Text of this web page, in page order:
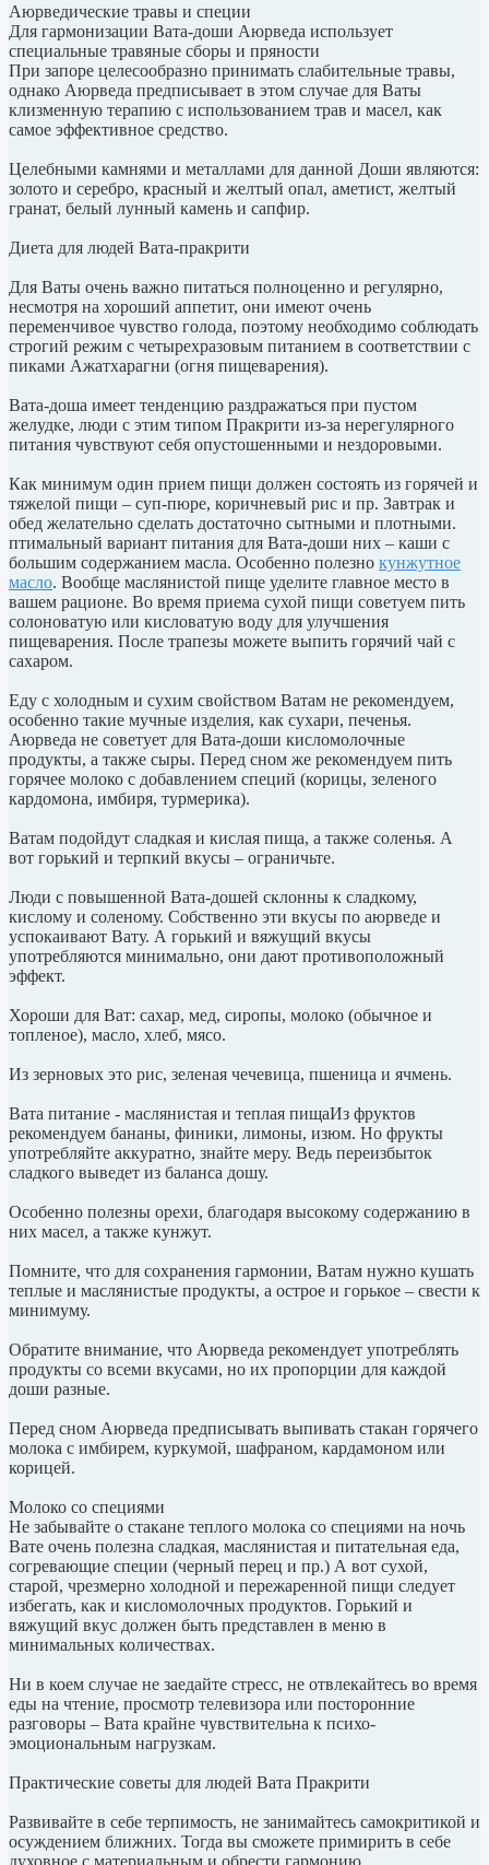
Аюрведические травы и специи
Для гармонизации Вата-доши Аюрведа использует
специальные травяные сборы и пряности
При запоре целесообразно принимать слабительные травы,
однако Аюрведа предписывает в этом случае для Ваты
клизменную терапию с использованием трав и масел, как
самое эффективное средство.
Целебными камнями и металлами для данной Доши являются:
золото и серебро, красный и желтый опал, аметист, желтый
гранат, белый лунный камень и сапфир.
Диета для людей Вата-пракрити
Для Ваты очень важно питаться полноценно и регулярно,
несмотря на хороший аппетит, они имеют очень
переменчивое чувство голода, поэтому необходимо соблюдать
строгий режим с четырехразовым питанием в соответствии с
пиками Ажатхарагни (огня пищеварения).
Вата-доша имеет тенденцию раздражаться при пустом
желудке, люди с этим типом Пракрити из-за нерегулярного
питания чувствуют себя опустошенными и нездоровыми.
Как минимум один прием пищи должен состоять из горячей и
тяжелой пищи – суп-пюре, коричневый рис и пр. Завтрак и
обед желательно сделать достаточно сытными и плотными.
птимальный вариант питания для Вата-доши них – каши с
большим содержанием масла. Особенно полезно кунжутное
масло. Вообще маслянистой пище уделите главное место в
вашем рационе. Во время приема сухой пищи советуем пить
солоноватую или кисловатую воду для улучшения
пищеварения. После трапезы можете выпить горячий чай с
сахаром.
Еду с холодным и сухим свойством Ватам не рекомендуем,
особенно такие мучные изделия, как сухари, печенья.
Аюрведа не советует для Вата-доши кисломолочные
продукты, а также сыры. Перед сном же рекомендуем пить
горячее молоко с добавлением специй (корицы, зеленого
кардомона, имбиря, турмерика).
Ватам подойдут сладкая и кислая пища, а также соленья. А
вот горький и терпкий вкусы – ограничьте.
Люди с повышенной Вата-дошей склонны к сладкому,
кислому и соленому. Собственно эти вкусы по аюрведе и
успокаивают Вату. А горький и вяжущий вкусы
употребляются минимально, они дают противоположный
эффект.
Хороши для Ват: сахар, мед, сиропы, молоко (обычное и
топленое), масло, хлеб, мясо.
Из зерновых это рис, зеленая чечевица, пшеница и ячмень.
Вата питание - маслянистая и теплая пищаИз фруктов
рекомендуем бананы, финики, лимоны, изюм. Но фрукты
употребляйте аккуратно, знайте меру. Ведь переизбыток
сладкого выведет из баланса дошу.
Особенно полезны орехи, благодаря высокому содержанию в
них масел, а также кунжут.
Помните, что для сохранения гармонии, Ватам нужно кушать
теплые и маслянистые продукты, а острое и горькое – свести к
минимуму.
Обратите внимание, что Аюрведа рекомендует употреблять
продукты со всеми вкусами, но их пропорции для каждой
доши разные.
Перед сном Аюрведа предписывать выпивать стакан горячего
молока с имбирем, куркумой, шафраном, кардамоном или
корицей.
Молоко со специями
Не забывайте о стакане теплого молока со специями на ночь
Вате очень полезна сладкая, маслянистая и питательная еда,
согревающие специи (черный перец и пр.) А вот сухой,
старой, чрезмерно холодной и пережаренной пищи следует
избегать, как и кисломолочных продуктов. Горький и
вяжущий вкус должен быть представлен в меню в
минимальных количествах.
Ни в коем случае не заедайте стресс, не отвлекайтесь во время
еды на чтение, просмотр телевизора или посторонние
разговоры – Вата крайне чувствительна к психо-
эмоциональным нагрузкам.
Практические советы для людей Вата Пракрити
Развивайте в себе терпимость, не занимайтесь самокритикой и
осуждением ближних. Тогда вы сможете примирить в себе
духовное с материальным и обрести гармонию.